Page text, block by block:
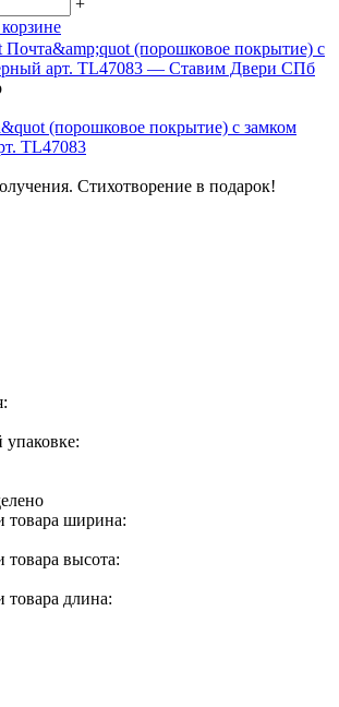
(порошковое покрытие) с замком
TL47083
Стихотворение в подарок!
упаковке:
товара ширина:
товара высота:
товара длина: